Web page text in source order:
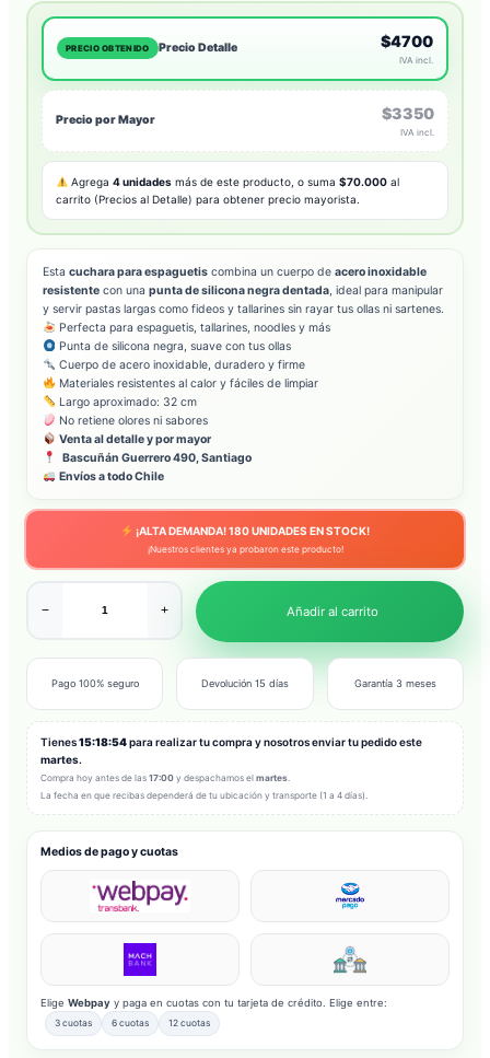
PRECIO OBTENIDO Precio Detalle $4700
IVA incl.
Precio por Mayor $3350
IVA incl.
Agrega4 unidades más de este producto, o suma$70.000 al
carrito (Precios al Detalle) para obtener precio mayorista.
Esta cuchara para espaguetis combina un cuerpo de acero inoxidable
resistente con una punta de silicona negra dentada, ideal para manipular
y servir pastas largas como fideos y tallarines sin rayar tus ollas ni sartenes.
Perfecta para espaguetis, tallarines, noodles y más
Punta de silicona negra, suave con tus ollas
Cuerpo de acero inoxidable, duradero y firme
Materiales resistentes al calor y fáciles de limpiar
Largo aproximado: 32 cm
No retiene olores ni sabores
Venta al detalle y por mayor
Bascuñán Guerrero 490, Santiago
Envíos a todo Chile
¡ALTA DEMANDA!180UNIDADES EN STOCK!
¡Nuestros clientes ya probaron este producto!
− + Añadir al carrito
Pago 100% seguro Devolución 15 días Garantía 3 meses
Tienes15:18:52para realizar tu compra y nosotros enviar tu pedido este
martes.
Compra hoy antes de las 17:00 y despachamos el martes
La fecha en que recibas dependerá de tu ubicación y transporte (1 a 4 días).
Medios de pago y cuotas
Elige Webpay y paga en cuotas con tu tarjeta de crédito. Elige entre:
3 cuotas 6 cuotas 12 cuotas